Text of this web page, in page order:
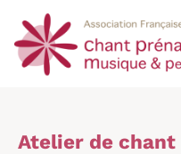
Atelier de